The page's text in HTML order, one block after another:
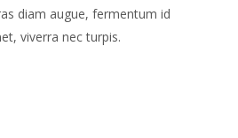
diam augue, fermentum id
viverra nec turpis.